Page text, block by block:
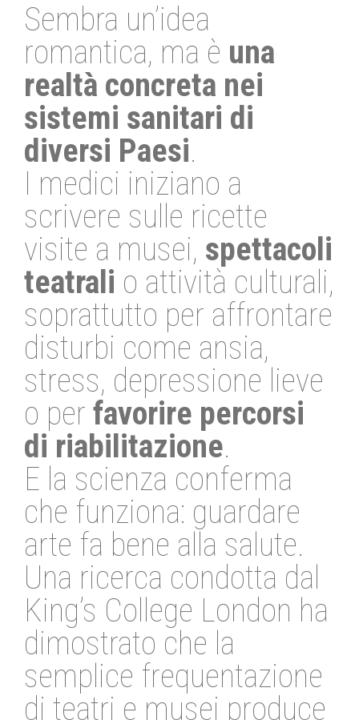
Sembra un’idea
romantica, ma è una
realtà concreta nei
sistemi sanitari di
diversi Paesi.
I medici iniziano a
scrivere sulle ricette
visite a musei, spettacoli
teatrali o attività culturali,
soprattutto per affrontare
disturbi come ansia,
stress, depressione lieve
o per favorire percorsi
di riabilitazione.
E la scienza conferma
che funziona: guardare
arte fa bene alla salute.
Una ricerca condotta dal
King’s College London ha
dimostrato che la
semplice frequentazione
di teatri e musei produce